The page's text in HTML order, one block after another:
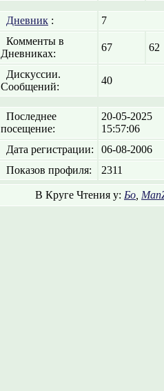
Дневник :
7
Комменты в
Дневниках:
67 62
Дискуссии.
Сообщений:
40
Последнее
посещение:
20-05-2025
15:57:06
Дата регистрации:
06-08-2006
Показов профиля:
2311
В Круге Чтения у: Бо